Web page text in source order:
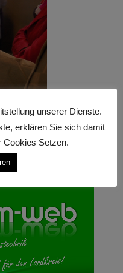
unserer Dienste.
erklären Sie sich damit
Cookies Setzen.